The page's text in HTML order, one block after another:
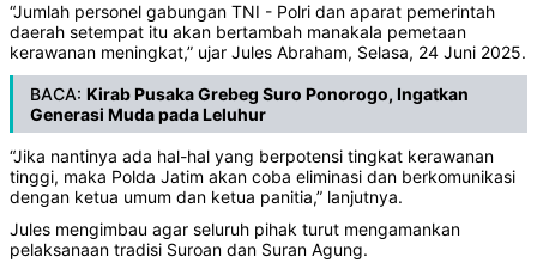
“Jumlah personel gabungan TNI - Polri dan aparat pemerintah
daerah setempat itu akan bertambah manakala pemetaan
kerawanan meningkat,” ujar Jules Abraham, Selasa, 24 Juni 2025.
BACA: Kirab Pusaka Grebeg Suro Ponorogo, Ingatkan
Generasi Muda pada Leluhur
“Jika nantinya ada hal-hal yang berpotensi tingkat kerawanan
tinggi, maka Polda Jatim akan coba eliminasi dan berkomunikasi
dengan ketua umum dan ketua panitia,” lanjutnya.
Jules mengimbau agar seluruh pihak turut mengamankan
pelaksanaan tradisi Suroan dan Suran Agung.